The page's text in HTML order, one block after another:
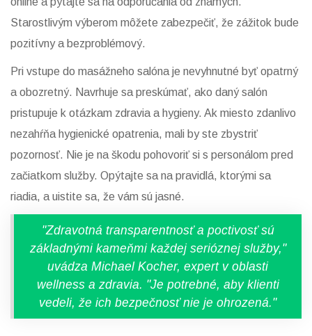
Starostlivým výberom môžete zabezpečiť, že zážitok bude
pozitívny a bezproblémový.
Pri vstupe do masážneho salóna je nevyhnutné byť opatrný
a obozretný. Navrhuje sa preskúmať, ako daný salón
pristupuje k otázkam zdravia a hygieny. Ak miesto zdanlivo
nezahŕňa hygienické opatrenia, mali by ste zbystriť
pozornosť. Nie je na škodu pohovoriť si s personálom pred
začiatkom služby. Opýtajte sa na pravidlá, ktorými sa
riadia, a uistite sa, že vám sú jasné.
"Zdravotná transparentnosť a poctivosť sú
základnými kameňmi každej serióznej služby,"
uvádza Michael Kocher, expert v oblasti
wellness a zdravia. "Je potrebné, aby klienti
vedeli, že ich bezpečnosť nie je ohrozená."